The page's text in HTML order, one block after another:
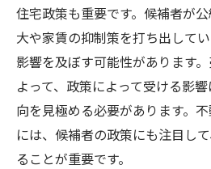
住宅政策も重要です。候補者が
大や家賃の抑制策を打ち出して
影響を及ぼす可能性があります
よって、政策によって受ける影
向を見極める必要があります。
には、候補者の政策にも注目し
ることが重要です。